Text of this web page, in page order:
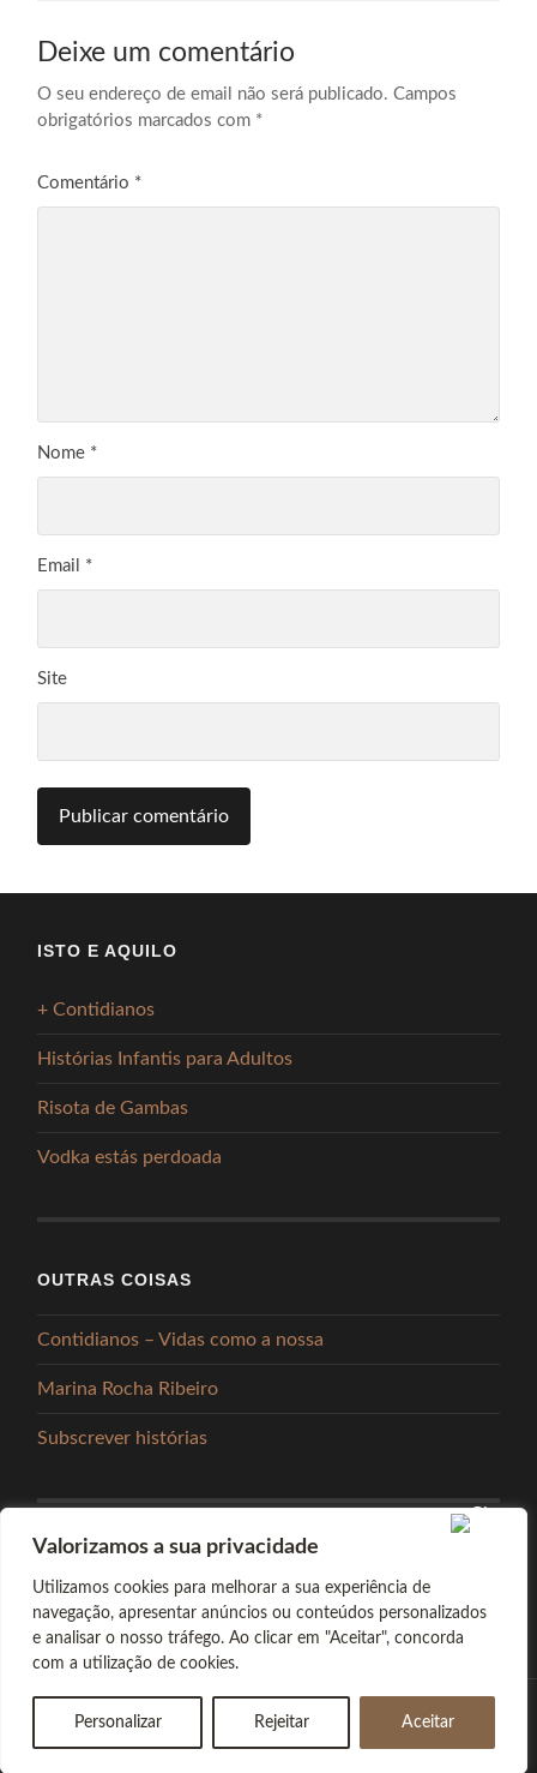
Valorizamos a sua privacidade
Utilizamos cookies para melhorar a sua experiência de
navegação, apresentar anúncios ou conteúdos personalizados
e analisar o nosso tráfego. Ao clicar em "Aceitar", concorda
com a utilização de cookies.
Personalizar Rejeitar Aceitar
Deixe um comentário
O seu endereço de email não será publicado. Campos
obrigatórios marcados com *
Comentário *
Nome *
Email *
Site
ISTO E AQUILO
+ Contidianos
Histórias Infantis para Adultos
Risota de Gambas
Vodka estás perdoada
OUTRAS COISAS
Contidianos – Vidas como a nossa
Marina Rocha Ribeiro
Subscrever histórias
© 2026 ABSINTO MUITO TOPO ↑